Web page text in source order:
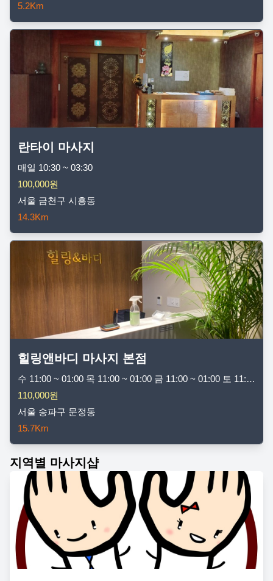
5.2Km
란타이 마사지
매일 10:30 ~ 03:30
100,000원
서울 금천구 시흥동
14.3Km
힐링앤바디 마사지 본점
수 11:00 ~ 01:00 목 11:00 ~ 01:00 금 11:00 ~ 01:00 토 11:00 ~ 01:00 일 11:00 ~ 01:00 월 11:00 ~ 01:00 화 11:00 ~ 01:00
110,000원
서울 송파구 문정동
15.7Km
지역별 마사지샵